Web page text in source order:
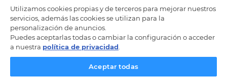
Utilizamos cookies propias y de terceros para mejorar nuestros
servicios, además las cookies se utilizan para la
personalización de anuncios.
Puedes aceptarlas todas o cambiar la configuración o acceder
a nuestra política de privacidad
Aceptar todas